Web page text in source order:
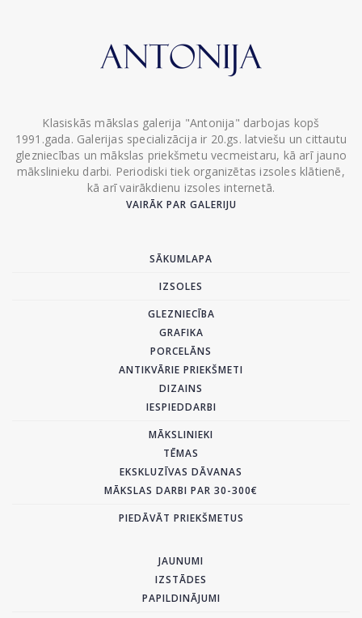
Klasiskās mākslas galerija "Antonija" darbojas kopš
1991.gada. Galerijas specializācija ir 20.gs. latviešu un cittautu
glezniecības un mākslas priekšmetu vecmeistaru, kā arī jauno
mākslinieku darbi. Periodiski tiek organizētas izsoles klātienē,
kā arī vairākdienu izsoles internetā.
VAIRĀK PAR GALERIJU
SĀKUMLAPA
IZSOLES
GLEZNIECĪBA
GRAFIKA
PORCELĀNS
ANTIKVĀRIE PRIEKŠMETI
DIZAINS
IESPIEDDARBI
MĀKSLINIEKI
TĒMAS
EKSKLUZĪVAS DĀVANAS
MĀKSLAS DARBI PAR 30-300€
PIEDĀVĀT PRIEKŠMETUS
JAUNUMI
IZSTĀDES
PAPILDINĀJUMI